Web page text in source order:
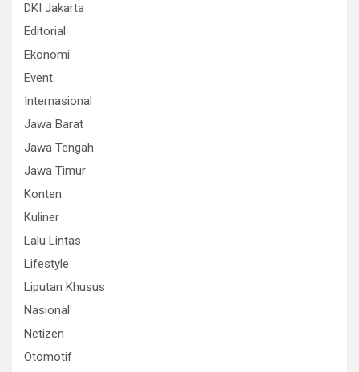
DKI Jakarta
Editorial
Ekonomi
Event
Internasional
Jawa Barat
Jawa Tengah
Jawa Timur
Konten
Kuliner
Lalu Lintas
Lifestyle
Liputan Khusus
Nasional
Netizen
Otomotif